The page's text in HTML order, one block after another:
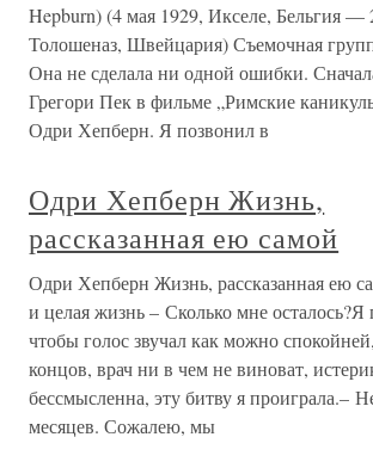
Hepburn) (4 мая 1929, Икселе, Бельгия —
Толошеназ, Швейцария) Съемочная
Она не сделала ни одной ошибки.
Грегори Пек в фильме „Римские
Одри Хепберн. Я позвонил в
Одри Хепберн Жизнь,
рассказанная ею самой
Одри Хепберн Жизнь, рассказанная ею
и целая жизнь – Сколько мне осталось?Я
чтобы голос звучал как можно
концов, врач ни в чем не виноват,
бессмысленна, эту битву я проиграла.–
месяцев. Сожалею, мы